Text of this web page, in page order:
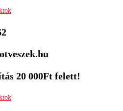
20 000Ft felett!